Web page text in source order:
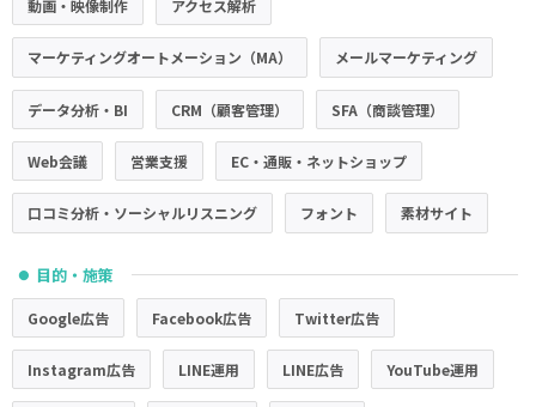
動画・映像制作 アクセス解析
マーケティングオートメーション（MA） メールマーケティング
データ分析・BI CRM（顧客管理） SFA（商談管理）
Web会議 営業支援 EC・通販・ネットショップ
口コミ分析・ソーシャルリスニング フォント 素材サイト
● 目的・施策
Google広告 Facebook広告 Twitter広告
Instagram広告 LINE運用 LINE広告 YouTube運用